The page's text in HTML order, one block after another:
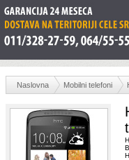
Naslovna Mobilni telefoni